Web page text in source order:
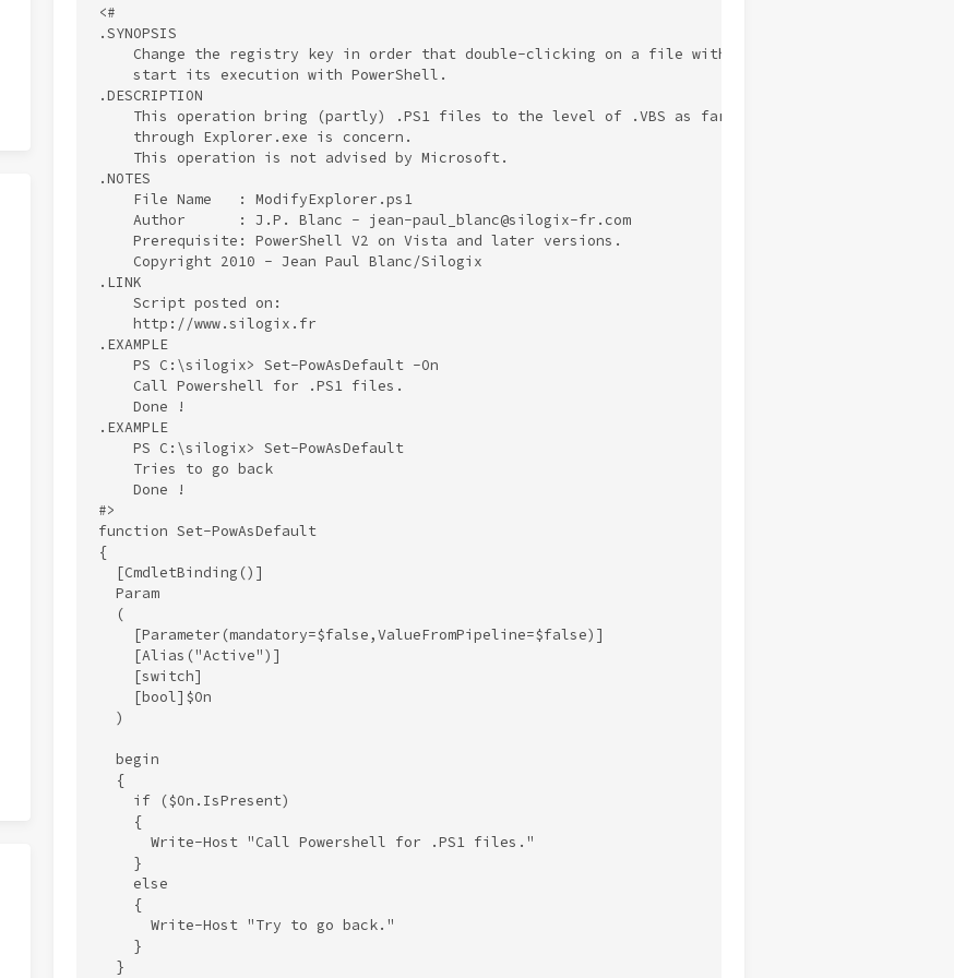
<#
.SYNOPSIS
    Change the registry key in order that double-clicking on a file with .PS1 extension
    start its execution with PowerShell.
.DESCRIPTION
    This operation bring (partly) .PS1 files to the level of .VBS as far as execution
    through Explorer.exe is concern.
    This operation is not advised by Microsoft.
.NOTES
    File Name   : ModifyExplorer.ps1
    Author      : J.P. Blanc - jean-paul_blanc@silogix-fr.com
    Prerequisite: PowerShell V2 on Vista and later versions.
    Copyright 2010 - Jean Paul Blanc/Silogix
.LINK
    Script posted on:
    http://www.silogix.fr
.EXAMPLE
    PS C:\silogix> Set-PowAsDefault -On
    Call Powershell for .PS1 files.
    Done !
.EXAMPLE
    PS C:\silogix> Set-PowAsDefault
    Tries to go back
    Done !
#>
function Set-PowAsDefault
{
  [CmdletBinding()]
  Param
  (
    [Parameter(mandatory=$false,ValueFromPipeline=$false)]
    [Alias("Active")]
    [switch]
    [bool]$On
  )
  begin
  {
    if ($On.IsPresent)
    {
      Write-Host "Call Powershell for .PS1 files."
    }
    else
    {
      Write-Host "Try to go back."
    }
  }